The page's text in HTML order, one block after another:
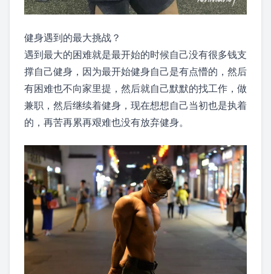
健身遇到的最大挑战？
遇到最大的困难就是最开始的时候自己没有很多钱支
撑自己健身，因为最开始健身自己是有点懵的，然后
有困难也不向家里提，然后就自己默默的找工作，做
兼职，然后继续着健身，现在想想自己当初也是执着
的，再苦再累再艰难也没有放弃健身。